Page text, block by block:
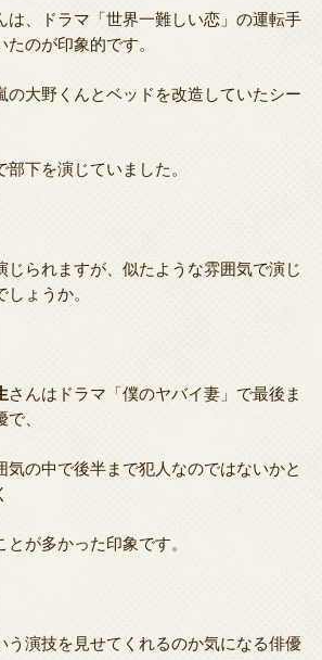
は、ドラマ「世界一難しい恋」の運転手
のが印象的です。
の大野くんとベッドを改造していたシー
下を演じていました。
じられますが、似たような雰囲気で演じ
ょうか。
さんはドラマ「僕のヤバイ妻」で最後ま
、
気の中で後半まで犯人なのではないかと
が多かった印象です。
う演技を見せてくれるのか気になる俳優